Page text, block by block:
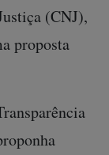
(CNJ),
proposta